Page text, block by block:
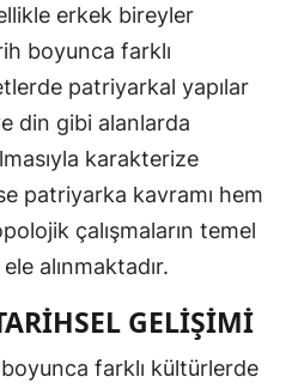
erkek bireyler
boyunca farklı
patriyarkal yapılar
din gibi alanlarda
karakterize
patriyarka kavramı hem
çalışmaların temel
alınmaktadır.
GELİŞİMİ
farklı kültürlerde